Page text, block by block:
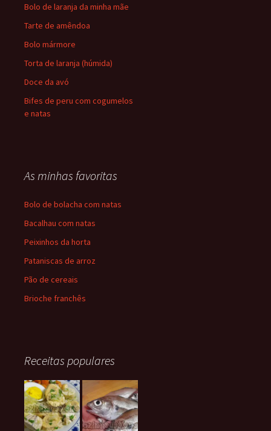
Bolo de laranja da minha mãe
Tarte de amêndoa
Bolo mármore
Torta de laranja (húmida)
Doce da avó
Bifes de peru com cogumelos
e natas
As minhas favoritas
Bolo de bolacha com natas
Bacalhau com natas
Peixinhos da horta
Pataniscas de arroz
Pão de cereais
Brioche franchês
Receitas populares